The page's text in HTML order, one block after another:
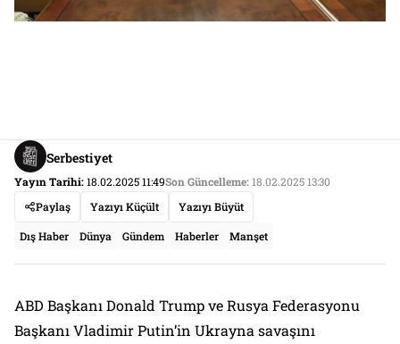
Serbestiyet
Yayın Tarihi:18.02.2025 11:49Son Güncelleme:18.02.2025 13:30
Paylaş
Yazıyı Küçült Yazıyı Büyüt
Dış Haber Dünya Gündem Haberler Manşet
ABD Başkanı Donald Trump ve Rusya Federasyonu
Başkanı Vladimir Putin’in Ukrayna savaşını